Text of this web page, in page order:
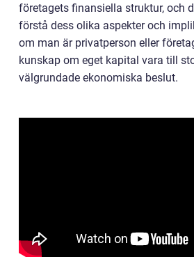
företagets finansiella struktur, och
förstå dess olika aspekter och
om man är privatperson eller
kunskap om eget kapital vara till
välgrundade ekonomiska beslut.